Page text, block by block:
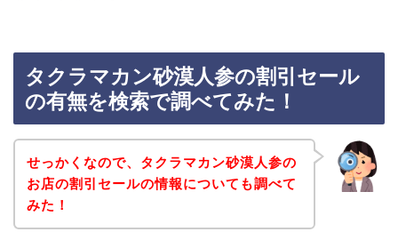
タクラマカン砂漠人参の割引セール
の有無を検索で調べてみた！
せっかくなので、タクラマカン砂漠人参の
お店の割引セールの情報についても調べて
みた！